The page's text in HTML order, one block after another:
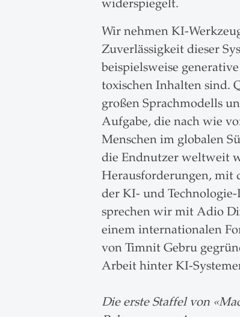
widerspiegelt.
Wir nehmen KI-
Zuverlässigkeit dieser
beispielsweise
toxischen Inhalten sind.
großen Sprachmodells
Aufgabe, die nach wie
Menschen im globalen
die Endnutzer weltweit
Herausforderungen, mit
der KI- und
sprechen wir mit Adio
einem internationalen
von Timnit Gebru
Arbeit hinter KI-
Die erste Staffel von